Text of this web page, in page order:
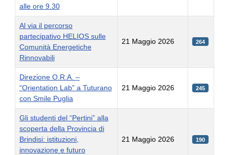
alle ore 9.30
Al via il percorso
partecipativo HELIOS sulle
Comunità Energetiche
Rinnovabili
21 Maggio 2026 264
Direzione O.R.A. –
“Orientation Lab” a Tuturano
con Smile Puglia
21 Maggio 2026 245
Gli studenti del “Pertini” alla
scoperta della Provincia di
Brindisi: istituzioni,
innovazione e futuro
21 Maggio 2026 190